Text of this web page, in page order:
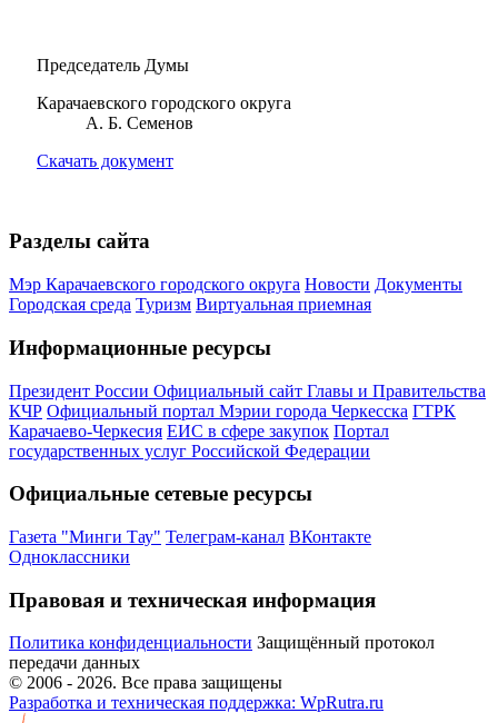
Председатель Думы
Карачаевского городского округа
А. Б. Семенов
Скачать документ
Разделы сайта
Мэр Карачаевского городского округа Новости Документы
Городская среда Туризм Виртуальная приемная
Информационные ресурсы
Президент России Официальный сайт Главы и Правительства
КЧР Официальный портал Мэрии города Черкесска ГТРК
Карачаево-Черкесия ЕИС в сфере закупок Портал
государственных услуг Российской Федерации
Официальные сетевые ресурсы
Газета "Минги Тау" Телеграм-канал ВКонтакте
Одноклассники
Правовая и техническая информация
Политика конфиденциальности Защищённый протокол
передачи данных
© 2006 - 2026. Все права защищены
Разработка и техническая поддержка: WpRutra.ru